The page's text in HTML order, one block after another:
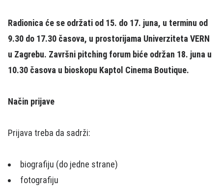
Radionica će se održati od 15. do 17. juna, u terminu od
9.30 do 17.30 časova, u prostorijama Univerziteta VERN
u Zagrebu. Završni pitching forum biće održan 18. juna u
10.30 časova u bioskopu Kaptol Cinema Boutique.
Način prijave
Prijava treba da sadrži:
biografiju (do jedne strane)
fotografiju